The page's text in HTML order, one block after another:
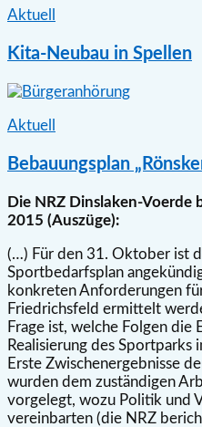
Aktuell
Kita-Neubau in Spellen
Aktuell
Bebauungsplan
Die NRZ Dinslaken-Voerde
2015 (Auszüge):
(…) Für den 31. Oktober ist
Sportbedarfsplan
konkreten Anforderungen
Friedrichsfeld ermittelt
Frage ist, welche Folgen die
Realisierung des
Erste Zwischenergebnisse
wurden dem zuständigen
vorgelegt, wozu Politik und
vereinbarten (die NRZ